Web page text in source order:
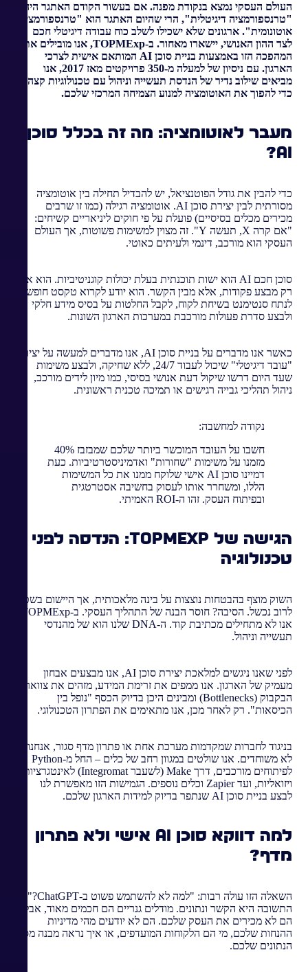
העולם העסקי נמצא בנקודת מפנה. אם בעשור הקודם האתגר היה
"טרנספורמציה דיגיטלית", הרי שהיום האתגר הוא "טרנספורמציה
אוטונומית". ארגונים שלא ישכילו לשלב כוח עבודה דיגיטלי חכם
לצד ההון האנושי, יישארו מאחור. ב-TOPMExp, אנו מובילים את
המהפכה הזו באמצעות בניית סוכן AI המותאם אישית לצרכי
הארגון. עם ניסיון של למעלה מ-350 פרויקטים מאז 2017, אנו
מביאים שילוב נדיר של הנדסת תעשייה וניהול עם טכנולוגיות קצה,
כדי להפוך את האוטומציה למנוע הצמיחה המרכזי שלכם.
מעבר לאוטומציה: מה זה בכלל סוכן
AI?
כדי להבין את גודל הפוטנציאל, יש להבדיל תחילה בין אוטומציה
מסורתית לבין יצירת סוכן AI. אוטומציה רגילה (כמו זו שרבים
מכירים מכלים בסיסיים) פועלת על פי חוקים ליניאריים קשיחים:
"אם קרה X, תעשה Y". זה מצוין למשימות פשוטות, אך העולם
העסקי הוא מורכב, דינמי ולעיתים כאוטי.
סוכן חכם AI הוא ישות תוכנתית בעלת יכולות קוגניטיביות. הוא אינו
רק מבצע פקודות, אלא מבין הקשר. הוא יודע לקרוא טקסט חופשי,
לנתח סנטימנט בשיחת לקוח, לקבל החלטות על בסיס מידע חלקי
ולבצע סדרת פעולות מורכבת במערכות הארגון השונות.
כאשר אנו מדברים על בניית סוכן AI, אנו מדברים למעשה על יצירת
"עובד דיגיטלי" שיכול לעבוד 24/7, ללא שחיקה, ולבצע משימות
שעד היום דרשו שיקול דעת אנושי בסיסי, כמו מיון לידים מורכב,
ניהול תהליכי גבייה רגישים או תמיכה טכנית ראשונית.
נקודה למחשבה:
חשבו על העובד המוכשר ביותר שלכם שמבזבז 40%
מזמנו על משימות "שחורות" ואדמיניסטרטיביות. כעת
דמיינו סוכן AI אישי שלוקח ממנו את כל המשימות
הללו, ומשחרר אותו לעסוק בחשיבה אסטרטגית
ובפיתוח העסק. זהו ה-ROI האמיתי.
הגישה של TOPMExp: הנדסה לפני
טכנולוגיה
השוק מוצף בהבטחות נוצצות על בינה מלאכותית, אך היישום בשטח
אנו לא מתחילים מכתיבת קוד. ה-DNA שלנו הוא של מהנדסי
תעשייה וניהול.
לפני שאנו ניגשים למלאכת יצירת סוכן AI, אנו מבצעים אבחון
מעמיק של הארגון. אנו ממפים את זרימת המידע, מזהים את צווארי
הבקבוק (Bottlenecks) ומבינים היכן בדיוק הכסף "נופל בין
הכיסאות". רק לאחר מכן, אנו מתאימים את הפתרון הטכנולוגי.
בניגוד לחברות שמקדמות מערכת אחת או פתרון מדף סגור, אנחנו
לא משוחדים. אנו שולטים במגוון רחב של כלים – החל מ-Python
לפיתוחים מורכבים, דרך Make (לשעבר Integromat) לאינטגרציות
ויזואליות, ועד Zapier וכלים נוספים. הגמישות הזו מאפשרת לנו
לבצע בניית סוכן AI שנתפר בדיוק למידות הארגון שלכם.
למה דווקא סוכן AI אישי ולא פתרון
מדף?
השאלה הזו עולה רבות: "למה לא להשתמש פשוט ב-ChatGPT?".
התשובה היא הקשר ונתונים. מודלים גנריים הם חכמים מאוד, אבל
הם לא מכירים את העסק שלכם. הם לא יודעים מהי מדיניות
ההנחות שלכם, מי הם הלקוחות המועדפים, או איך נראה מבנה מסד
הנתונים שלכם.